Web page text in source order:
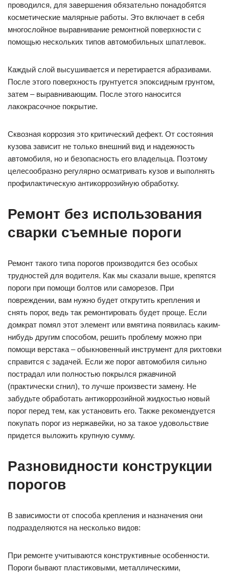
проводился, для завершения обязательно понадобятся
косметические малярные работы. Это включает в себя
многослойное выравнивание ремонтной поверхности с
помощью нескольких типов автомобильных шпатлевок.
Каждый слой высушивается и перетирается абразивами.
После этого поверхность грунтуется эпоксидным грунтом,
затем – выравнивающим. После этого наносится
лакокрасочное покрытие.
Сквозная коррозия это критический дефект. От состояния
кузова зависит не только внешний вид и надежность
автомобиля, но и безопасность его владельца. Поэтому
целесообразно регулярно осматривать кузов и выполнять
профилактическую антикоррозийную обработку.
Ремонт без использования
сварки съемные пороги
Ремонт такого типа порогов производится без особых
трудностей для водителя. Как мы сказали выше, крепятся
пороги при помощи болтов или саморезов. При
повреждении, вам нужно будет открутить крепления и
снять порог, ведь так ремонтировать будет проще. Если
домкрат помял этот элемент или вмятина появилась каким-
нибудь другим способом, решить проблему можно при
помощи верстака – обыкновенный инструмент для рихтовки
справится с задачей. Если же порог автомобиля сильно
пострадал или полностью покрылся ржавчиной
(практически сгнил), то лучше произвести замену. Не
забудьте обработать антикоррозийной жидкостью новый
порог перед тем, как установить его. Также рекомендуется
покупать порог из нержавейки, но за такое удовольствие
придется выложить крупную сумму.
Разновидности конструкции
порогов
В зависимости от способа крепления и назначения они
подразделяются на несколько видов:
При ремонте учитываются конструктивные особенности.
Пороги бывают пластиковыми, металлическими,